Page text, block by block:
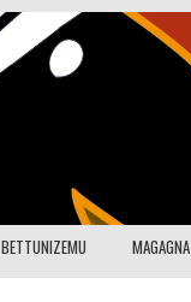
BETTUNIZEMU MAGAGNA